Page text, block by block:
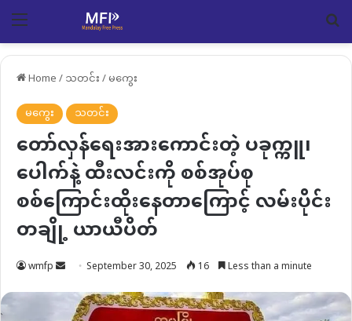
Menu
Home/သတင်း/မကွေး
မကွေး
သတင်း
တော်လှန်ရေးအားကောင်းတဲ့ ပခုက္ကူ၊
ပေါက်နဲ့ ထီးလင်းကို စစ်အုပ်စု
စစ်ကြောင်းထိုးနေတာကြောင့် လမ်းပိုင်း
တချို့ ယာယီပိတ်
wmfp Send
email
September 30, 2025 16 Less than a minute